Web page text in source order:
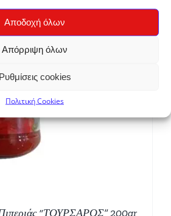
Αποδοχή όλων
Απόρριψη όλων
Ρυθμίσεις cookies
Πολιτική Cookies
“ΤΟΥΡΣΑΡΟΣ” 200gr